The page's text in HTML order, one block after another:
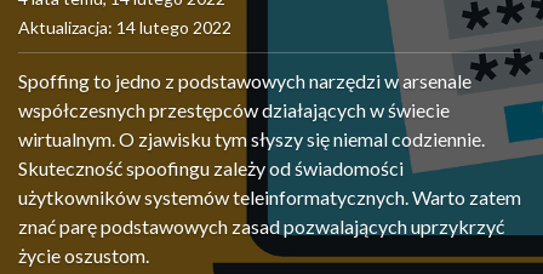
Aktualizacja: 14 lutego 2022
Spoffing to jedno z podstawowych narzędzi w arsenale
współczesnych przestępców działających w świecie
wirtualnym. O zjawisku tym słyszy się niemal codziennie.
Skuteczność spoofingu zależy od świadomości
użytkowników systemów teleinformatycznych. Warto zatem
znać parę podstawowych zasad pozwalających uprzykrzyć
życie oszustom.